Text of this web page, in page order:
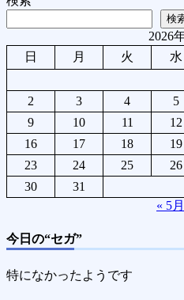
検
2026
日
月 火 水
2
3 4 5
9
10 11 12
16
17 18 19
23
24 25 26
30
31
« 5月
今日の“セガ”
特になかったようです